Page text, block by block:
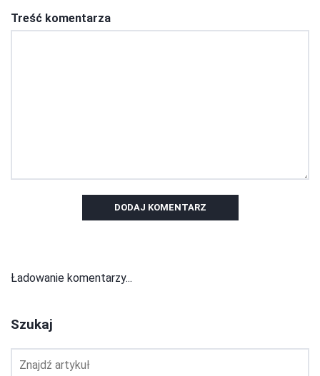
Treść komentarza
DODAJ KOMENTARZ
Ładowanie komentarzy...
Szukaj